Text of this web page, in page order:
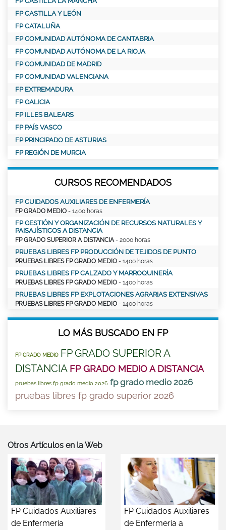
FP CASTILLA Y LEÓN
FP CATALUÑA
FP COMUNIDAD AUTÓNOMA DE CANTABRIA
FP COMUNIDAD AUTÓNOMA DE LA RIOJA
FP COMUNIDAD DE MADRID
FP COMUNIDAD VALENCIANA
FP EXTREMADURA
FP GALICIA
FP ILLES BALEARS
FP PAÍS VASCO
FP PRINCIPADO DE ASTURIAS
FP REGIÓN DE MURCIA
CURSOS RECOMENDADOS
FP CUIDADOS AUXILIARES DE ENFERMERÍA
FP GRADO MEDIO - 1400 horas
FP GESTIÓN Y ORGANIZACIÓN DE RECURSOS NATURALES Y
PAISAJÍSTICOS A DISTANCIA
FP GRADO SUPERIOR A DISTANCIA- 2000 horas
PRUEBAS LIBRES FP PRODUCCIÓN DE TEJIDOS DE PUNTO
PRUEBAS LIBRES FP GRADO MEDIO - 1400 horas
PRUEBAS LIBRES FP CALZADO Y MARROQUINERÍA
PRUEBAS LIBRES FP GRADO MEDIO - 1400 horas
PRUEBAS LIBRES FP EXPLOTACIONES AGRARIAS EXTENSIVAS
PRUEBAS LIBRES FP GRADO MEDIO - 1400 horas
LO MÁS BUSCADO EN FP
FP GRADO MEDIO
FP GRADO SUPERIOR A
DISTANCIA FP GRADO MEDIO A DISTANCIA
pruebas libres fp grado medio 2026 fp grado medio 2026
pruebas libres fp grado superior 2026
Otros Artículos en la Web
FP Cuidados Auxiliares
de Enfermería
FP Cuidados Auxiliares
de Enfermería a